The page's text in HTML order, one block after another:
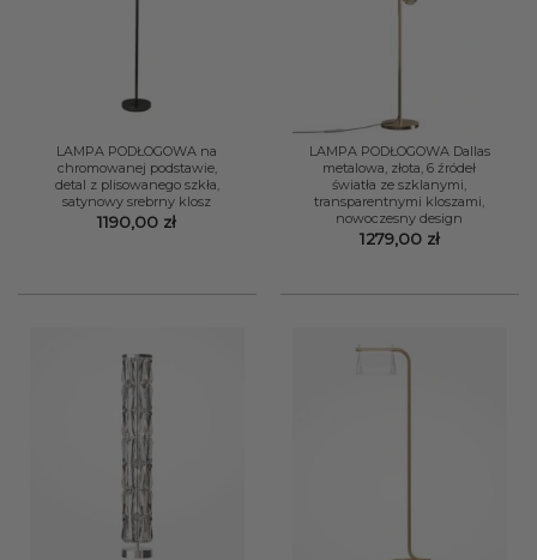
LAMPA PODŁOGOWA na
chromowanej podstawie,
detal z plisowanego szkła,
satynowy srebrny klosz
1190,00 zł
LAMPA PODŁOGOWA Dallas
metalowa, złota, 6 źródeł
światła ze szklanymi,
transparentnymi kloszami,
nowoczesny design
1279,00 zł